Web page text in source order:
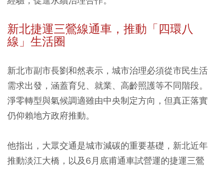
新北捷運三鶯線通車，推動「四環八
線」生活圈
新北市副市長劉和然表示，城市治理必須從市民生活
需求出發，涵蓋育兒、就業、高齡照護等不同階段。
淨零轉型與氣候調適雖由中央制定方向，但真正落實
仍仰賴地方政府推動。
他指出，大眾交通是城市減碳的重要基礎，新北近年
推動淡江大橋，以及6月底甫通車試營運的捷運三鶯